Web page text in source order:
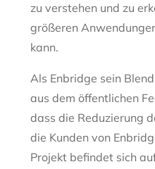
zu verstehen und zu
größeren
kann.
Als Enbridge sein
aus dem öffentlichen
dass die Reduzierung
die Kunden von
Projekt befindet sich